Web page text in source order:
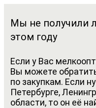
Мы не получили
этом году
Если у Вас
Вы можете
по закупкам. Если
Петербурге,
области, то он её